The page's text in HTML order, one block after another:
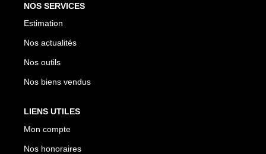
NOS SERVICES
Estimation
Nos actualités
Nos outils
Nos biens vendus
LIENS UTILES
Mon compte
Nos honoraires